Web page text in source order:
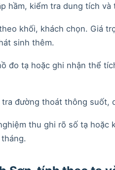
hầm, kiểm tra dung tích và
khối, khách chọn. Giá
sinh thêm.
đo tạ hoặc ghi nhận thể
đường thoát thông suốt,
thu ghi rõ số tạ hoặc